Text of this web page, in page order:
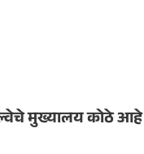
मुख्यालय कोठे